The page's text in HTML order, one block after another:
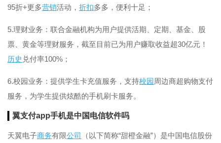
95折+更多营销活动， 折扣多多，便利十足；
5.理财业务：联合金融机构为用户提供活期、定期、基金、股
票、黄金等理财服务，截至目前已为用户赚取收益超30亿元！
历史 兑付率100%；
6.校园业务：提供学生卡充值服务，支持校园周边商超购物支付
服务，为学生提供炫酷的手机刷卡服务。
翼支付app手机是中国电信软件吗
天翼电子商务有限公司
（以下简称“甜橙金融”）是中国电信股份